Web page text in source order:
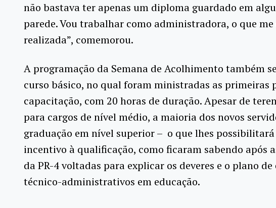
não bastava ter apenas um diploma guardado em
parede. Vou trabalhar como administradora, o que
realizada”, comemorou.
A programação da Semana de Acolhimento também
curso básico, no qual foram ministradas as primeiras
capacitação, com 20 horas de duração. Apesar de
para cargos de nível médio, a maioria dos novos
graduação em nível superior – o que lhes possibilitará
incentivo à qualificação, como ficaram sabendo após
da PR-4 voltadas para explicar os deveres e o plano
técnico-administrativos em educação.